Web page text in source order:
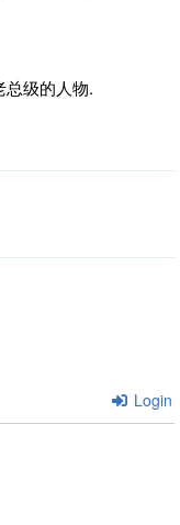
级的人物.
Login